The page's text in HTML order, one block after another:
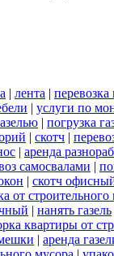
| лента |
| услуги по
| погрузка
| скотч |
| аренда
самосвалами |
| скотч
от строительного
| нанять газель
квартиры от
| аренда